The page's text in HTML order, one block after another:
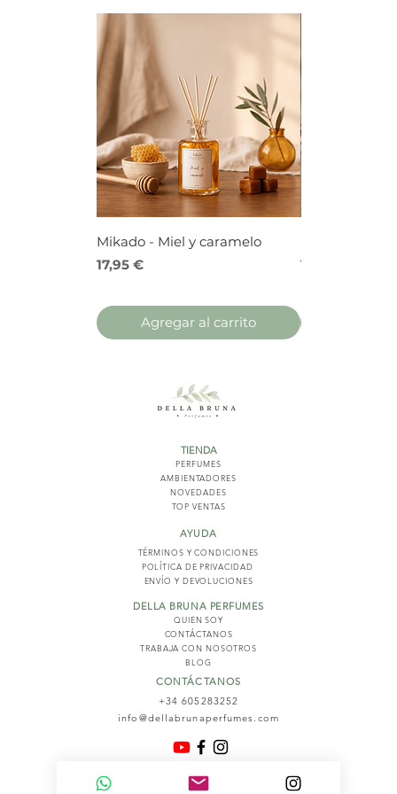
Mikado - Miel y caramelo
Precio
17,95 €
Agregar al carrito
Precio
17,95 €
TIENDA
PERFUMES
AMBIENTADORES
NOVEDADES
TOP VENTAS
AYUDA
TÉRMINOS Y CONDICIONES
POLÍTICA DE PRIVACIDAD
ENVÍO Y DEVOLUCIONES
DELLA BRUNA PERFUMES
QUIEN SOY
CONTÁCTANOS
TRABAJA CON NOSOTROS
BLOG
CONTÁCTANOS
+34 605283252
info@dellabrunaperfumes.com
Della Bruna Perfumes